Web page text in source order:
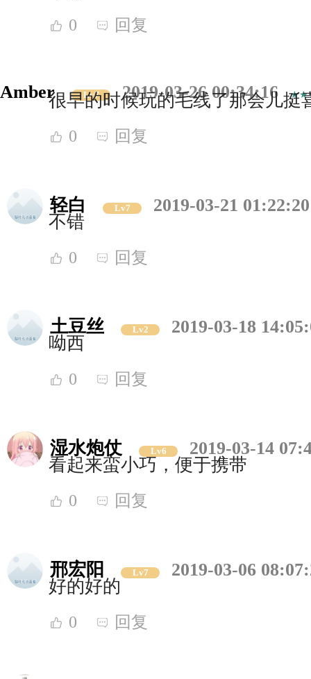
0 回复
Amber Lv7 2019-03-26 00:34:16
很早的时候玩的毛线了那会儿
0 回复
轻白 Lv7
2019-03-21 01:22:20
不错
0 回复
土豆丝 Lv2
2019-03-18
呦西
0 回复
湿水炮仗 Lv6
2019-03-14
看起来蛮小巧，便于携带
0 回复
邢宏阳 Lv7
2019-03-06
好的好的
0 回复